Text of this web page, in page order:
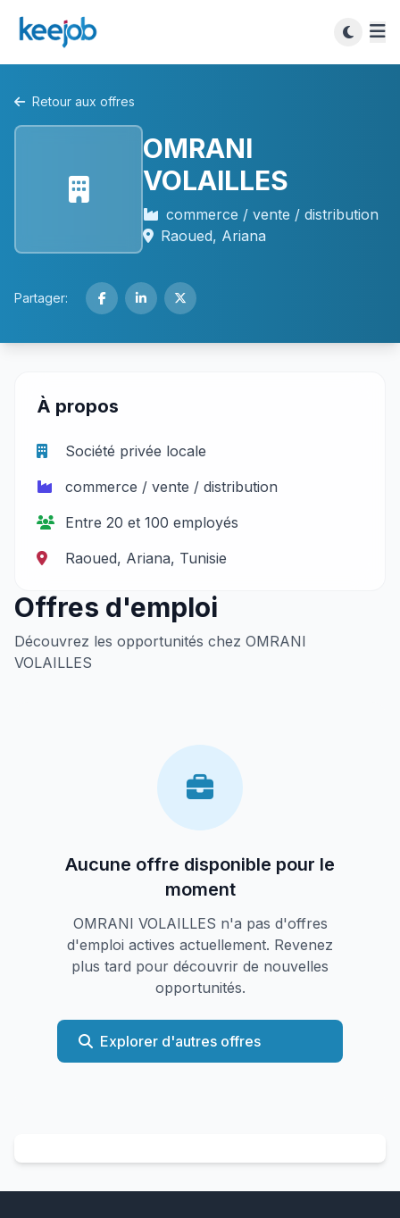
Retour aux offres
OMRANI
VOLAILLES
commerce / vente / distribution
Raoued, Ariana
Partager:
À propos
Société privée locale
commerce / vente / distribution
Entre 20 et 100 employés
Raoued, Ariana, Tunisie
Offres d'emploi
Découvrez les opportunités chez OMRANI
VOLAILLES
Aucune offre disponible pour le
moment
OMRANI VOLAILLES n'a pas d'offres
d'emploi actives actuellement. Revenez
plus tard pour découvrir de nouvelles
opportunités.
Explorer d'autres offres